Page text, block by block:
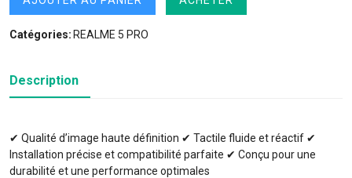
Catégories: REALME 5 PRO
Description
✔ Qualité d’image haute définition ✔ Tactile fluide et réactif ✔
Installation précise et compatibilité parfaite ✔ Conçu pour une
durabilité et une performance optimales